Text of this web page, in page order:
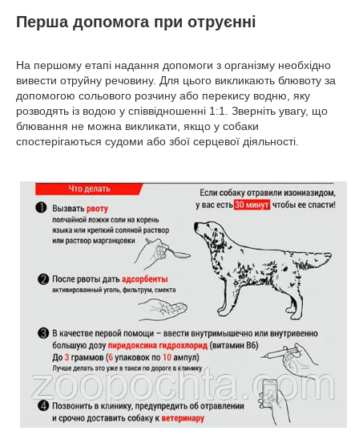
Перша допомога при отруєнні
На першому етапі надання допомоги з організму необхідно
вивести отруйну речовину. Для цього викликають блювоту за
допомогою сольового розчину або перекису водню, яку
розводять із водою у співвідношенні 1:1. Зверніть увагу, що
блювання не можна викликати, якщо у собаки
спостерігаються судоми або збої серцевої діяльності.